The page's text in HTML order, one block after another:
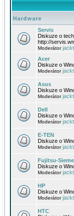
Hardware
Servis
Diskuze o
http://
Moderátor
Acer
Diskuze o
Moderátor
Asus
Diskuze o
Moderátor
Dell
Diskuze o
Moderátor
E-TEN
Diskuze o
Moderátor
Fujitsu-
Diskuze o
Moderátor
HP
Diskuze o
Moderátor
HTC